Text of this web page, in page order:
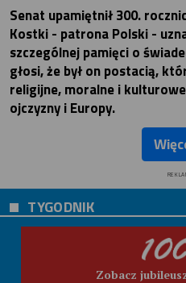
Senat upamiętnił 300.
Kostki - patrona Polski -
szczególnej pamięci o
głosi, że był on postacią,
religijne, moralne i
ojczyzny i Europy.
TYGODNIK
Zobacz